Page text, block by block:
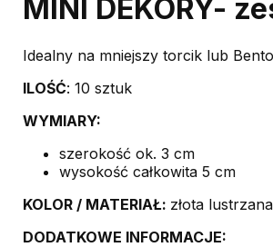
MINI DEKORY-
Idealny na mniejszy torcik lub
ILOŚĆ: 10 sztuk
WYMIARY:
szerokość ok. 3 cm
wysokość całkowita 5 cm
KOLOR / MATERIAŁ: złota
DODATKOWE INFORMACJE: